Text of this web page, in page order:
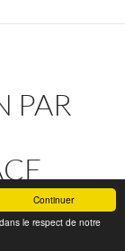
Continuer
le respect de notre
PAR